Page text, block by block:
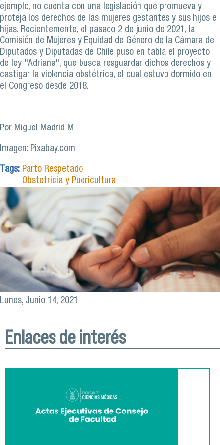
ejemplo, no cuenta con una legislación que promueva y
proteja los derechos de las mujeres gestantes y sus hijos e
hijas. Recientemente, el pasado 2 de junio de 2021, la
Comisión de Mujeres y Equidad de Género de la Cámara de
Diputados y Diputadas de Chile puso en tabla el proyecto
de ley "Adriana", que busca resguardar dichos derechos y
castigar la violencia obstétrica, el cual estuvo dormido en
el Congreso desde 2018.
Por Miguel Madrid M
Imagen: Pixabay.com
Tags: Parto Respetado
Obstetricia y Puericultura
Lunes, Junio 14, 2021
Enlaces de interés